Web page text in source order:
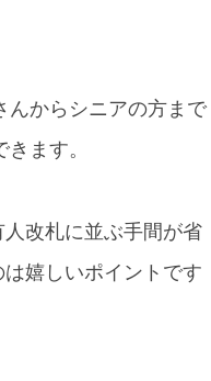
んからシニアの方まで
ます。
改札に並ぶ手間が省
嬉しいポイントです